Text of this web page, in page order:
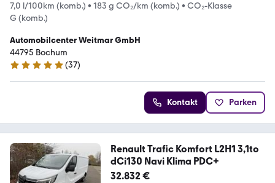
7,0 l/100km (komb.) • 183 g CO₂/km (komb.) • CO₂-Klasse
G (komb.)
Automobilcenter Weitmar GmbH
44795 Bochum
4.8 Sterne
(37)
Kontakt Parken
Renault Trafic Komfort L2H1 3,1to
dCi130 Navi Klima PDC+
32.832 €